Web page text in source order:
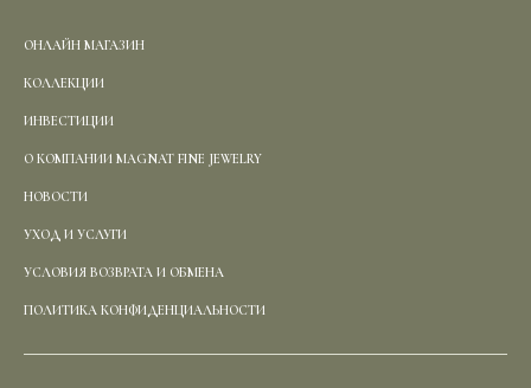
ОНЛАЙН МАГАЗИН
КОЛЛЕКЦИИ
ИНВЕСТИЦИИ
О КОМПАНИИ MAGNAT FINE JEWELRY
НОВОСТИ
УХОД И УСЛУГИ
УСЛОВИЯ ВОЗВРАТА И ОБМЕНА
ПОЛИТИКА КОНФИДЕНЦИАЛЬНОСТИ